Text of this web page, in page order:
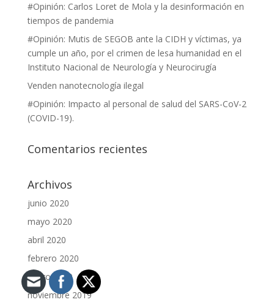
#Opinión: Carlos Loret de Mola y la desinformación en
tiempos de pandemia
#Opinión: Mutis de SEGOB ante la CIDH y víctimas, ya
cumple un año, por el crimen de lesa humanidad en el
Instituto Nacional de Neurología y Neurocirugía
Venden nanotecnología ilegal
#Opinión: Impacto al personal de salud del SARS-CoV-2
(COVID-19).
Comentarios recientes
Archivos
junio 2020
mayo 2020
abril 2020
febrero 2020
enero 2020
noviembre 2019